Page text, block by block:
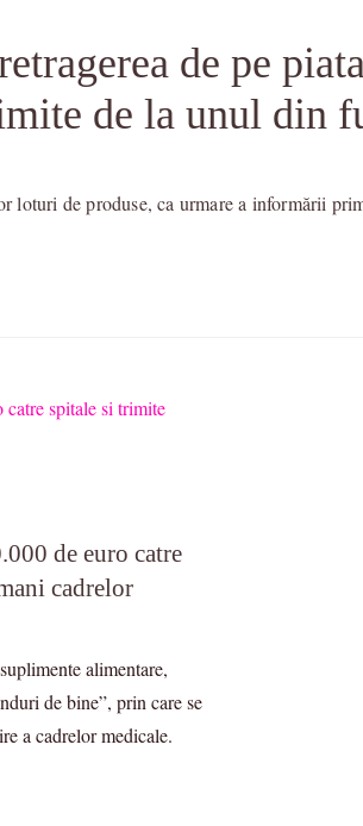
de pe
de la unul din
loturi de produse, ca urmare a informării
de euro catre
cadrelor
alimentare,
de bine”, prin care se
a cadrelor medicale.